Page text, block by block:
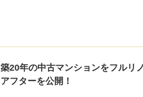
築20年の中古マンションをフルリ
アフターを公開！